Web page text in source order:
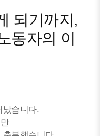
되기까지,
동자의 이
났습니다.